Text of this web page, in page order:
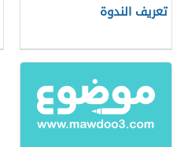
تعريف الندوة